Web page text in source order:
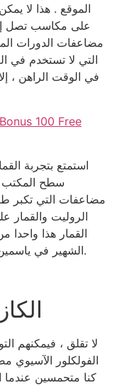
الموقع . هذا لا
مضاعفات الدورات
التي لا تستخدم في
في الوقت الراهن ،
100 Free
استمتع بتجربة
سطح المكتب
مضاعفات التي تكبر
الروليت والقمار
القمار هذا واحدا
الشهير في ياسمين الحمامات ، يجب أن يرسم بطريقة أخرى.
لا تقلق ، فيمكنهم
الفولكلور الآسيوي
كنا متحمسين عندما